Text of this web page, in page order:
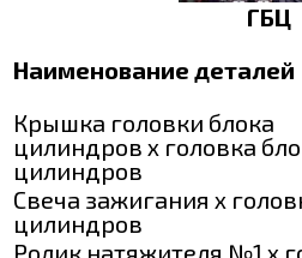
ГБЦ
Наименование деталей
Крышка головки блока
цилиндров х головка
цилиндров
Свеча зажигания х
цилиндров
Ролик натяжителя №1 х